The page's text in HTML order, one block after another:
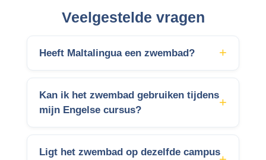
Veelgestelde vragen
Heeft Maltalingua een zwembad?
Kan ik het zwembad gebruiken tijdens
mijn Engelse cursus?
Ligt het zwembad op dezelfde campus